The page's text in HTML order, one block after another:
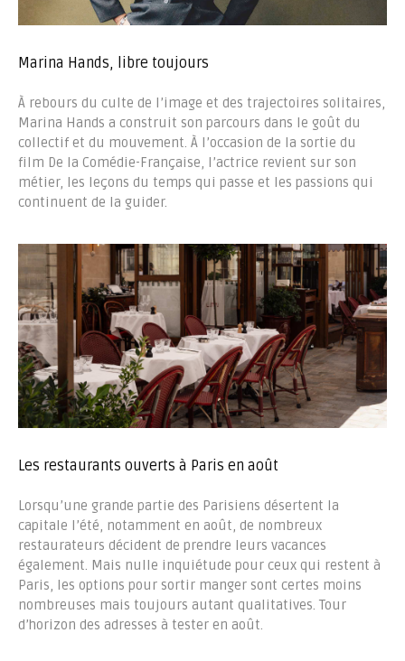
Marina Hands, libre toujours
À rebours du culte de l’image et des trajectoires solitaires,
Marina Hands a construit son parcours dans le goût du
collectif et du mouvement. À l’occasion de la sortie du
film De la Comédie-Française, l’actrice revient sur son
métier, les leçons du temps qui passe et les passions qui
continuent de la guider.
Les restaurants ouverts à Paris en août
Lorsqu’une grande partie des Parisiens désertent la
capitale l’été, notamment en août, de nombreux
restaurateurs décident de prendre leurs vacances
également. Mais nulle inquiétude pour ceux qui restent à
Paris, les options pour sortir manger sont certes moins
nombreuses mais toujours autant qualitatives. Tour
d’horizon des adresses à tester en août.